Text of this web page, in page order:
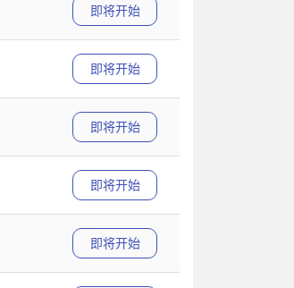
即将开始
即将开始
即将开始
即将开始
即将开始